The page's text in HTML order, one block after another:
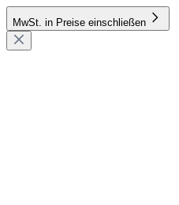
MwSt. in Preise einschließen